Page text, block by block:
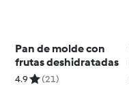
Pan de molde con
frutas deshidratadas
4.9 (21)